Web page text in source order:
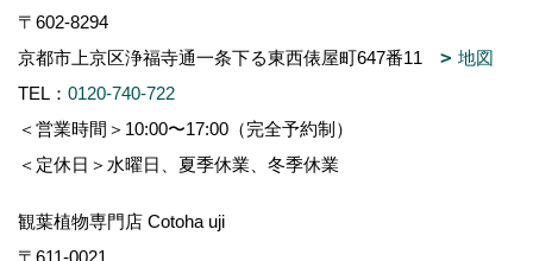
〒602-8294
京都市上京区浄福寺通一条下る東西俵屋町647番11
地図
TEL： 0120-740-722
＜営業時間＞10:00〜17:00（完全予約制）
＜定休日＞水曜日、夏季休業、冬季休業
観葉植物専門店 Cotoha uji
〒611-0021